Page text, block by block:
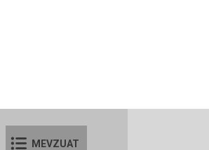
MEVZUAT